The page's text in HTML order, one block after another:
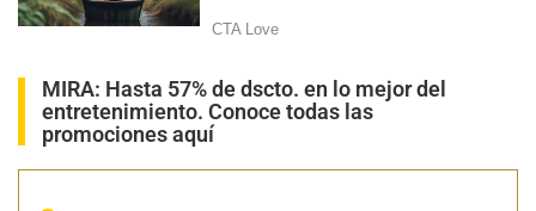
MIRA: Hasta 57% de dscto. en lo mejor del
entretenimiento. Conoce todas las
promociones aquí